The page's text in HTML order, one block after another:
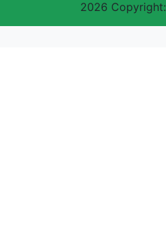
2026 Copyright: